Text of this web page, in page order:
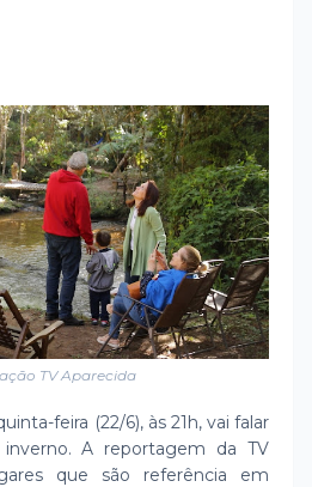
TV Aparecida
feira (22/6), às 21h, vai falar
A reportagem da TV
que são referência em